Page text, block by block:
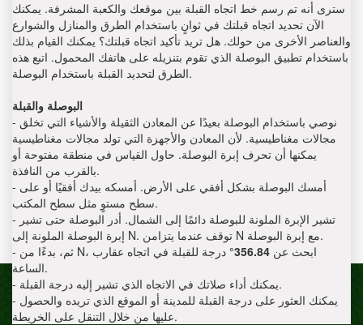
سترى أنه تم رسم خط اتجاه القبلة بين موقعك والكعبة المشرفة. يمكنك
الآن تحديد اتجاه قبلتك في ثوانٍ باستخدام الطرق والمنازل والشوارع
والعناصر الأخرى من حولك. هل تريد تأكيد اتجاه قبلتك؟ يمكنك القيام بذلك
باستخدام تطبيق البوصلة الذي تقوم بتنزيله على هاتفك المحمول. اتبع هذه
الطرق لتحديد القبلة باستخدام البوصلة.
البوصلة والقبلة
- نوصي باستخدام البوصلة بعيدًا عن المعادن الثقيلة والأشياء التي تخلق
مجالات مغناطيسية. لأن المعادن والأجهزة التي تولد مجالات مغناطيسية
يمكنها أن تحرف إبرة البوصلة. حاول القياس في منطقة مفتوحة أو
بالقرب من النافذة.
- أمسك البوصلة بشكل أفقي على الأرض. أمسكه بيدك أفقيًا أو على
سطح مستوٍ مثل سطح المكتب.
- تشير الإبرة الملونة للبوصلة دائمًا إلى الشمال. أدر البوصلة حتى تشير
إبرة البوصلة الملونة إلى N. توقف عندما يتزامن N مع إبرة البوصلة.
- ثم، بدءًا من N، ابحث عن 356.84
° درجة للقبلة في اتجاه عقارب
الساعة.
- يمكنك أداء صلاتك في الاتجاه الذي تشير إليه درجة القبلة.
- يمكنك العثور على درجة القبلة للمدينة أو الموقع الذي تريده والحصول
عليها من خلال التنقل على الخريطة.